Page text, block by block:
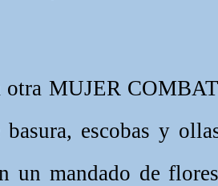
otra MUJER
basura, escobas y
un mandado de